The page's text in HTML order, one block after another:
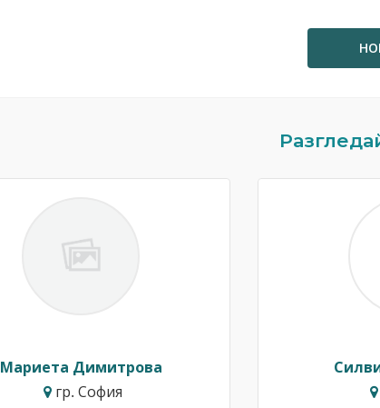
Мариета Димитрова
гр. София